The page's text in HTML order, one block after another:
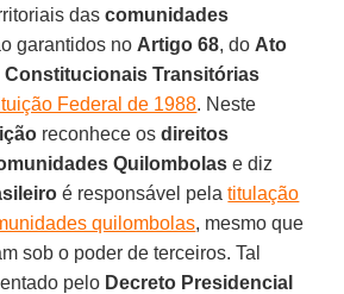
dascomunidades
garantidos no Artigo 68, do Ato
Transitórias
Federal de 1988. Neste
reconhece osdireitos
Quilombolas e diz
é responsável pelatitulação
quilombolas, mesmo que
sob o poder de terceiros. Tal
pelo Decreto Presidencial